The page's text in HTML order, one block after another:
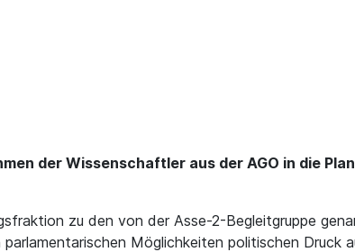
der Wissenschaftler aus der AGO in die
zu den von der Asse-2-Begleitgruppe
Möglichkeiten politischen Druck